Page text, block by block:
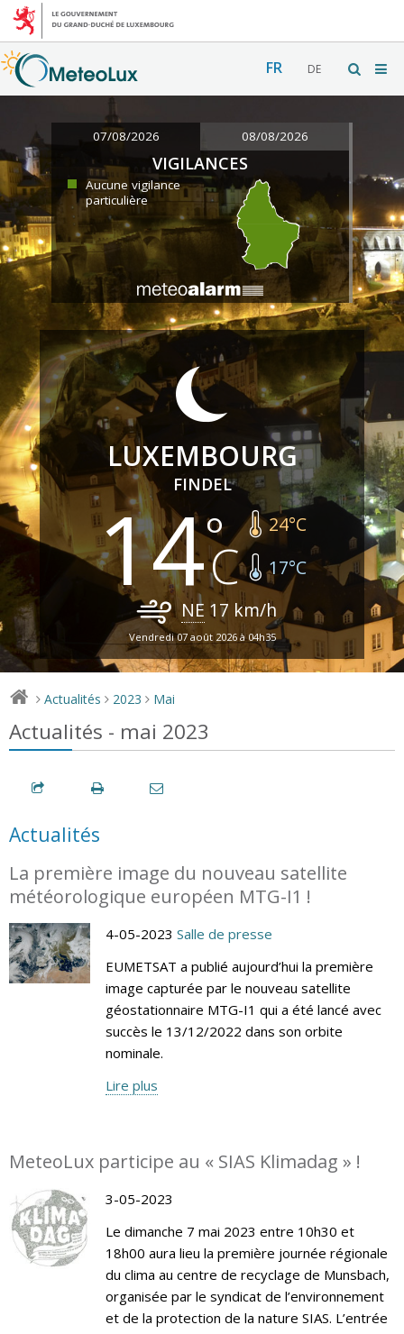
FR DE
07/08/2026 08/08/2026
VIGILANCES
Aucune vigilance
particulière
LUXEMBOURG
FINDEL
14 24°C
17°C
NE 17 km/h
Vendredi 07 août 2026 à 04h35
> Actualités > 2023 > Mai
Actualités - mai 2023
Actualités
La première image du nouveau satellite
météorologique européen MTG-I1 !
4-05-2023 Salle de presse
EUMETSAT a publié aujourd’hui la première
image capturée par le nouveau satellite
géostationnaire MTG-I1 qui a été lancé avec
succès le 13/12/2022 dans son orbite
nominale.
Lire plus
MeteoLux participe au « SIAS Klimadag » !
3-05-2023
Le dimanche 7 mai 2023 entre 10h30 et
18h00 aura lieu la première journée régionale
du clima au centre de recyclage de Munsbach,
organisée par le syndicat de l’environnement
et de la protection de la nature SIAS. L’entrée